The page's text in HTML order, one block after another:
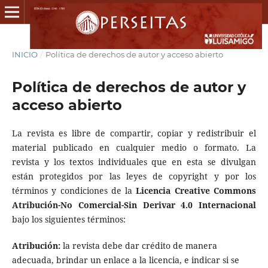
INICIO / Política de derechos de autor y acceso abierto
Política de derechos de autor y
acceso abierto
La revista es libre de compartir, copiar y redistribuir el
material publicado en cualquier medio o formato. La
revista y los textos individuales que en esta se divulgan
están protegidos por las leyes de copyright y por los
términos y condiciones de laLicencia Creative Commons
Atribución-No Comercial-Sin Derivar 4.0 Internacional
bajo los siguientes términos:
Atribución:la revista debe dar crédito de manera
adecuada, brindar un enlace a la licencia, e indicar si se